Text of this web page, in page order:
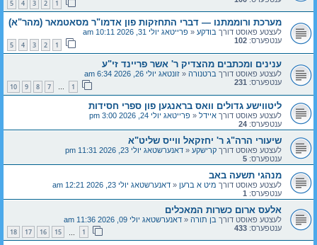
1
2
3
4
5
מערכת ורוממתנו — דברי התחזקות פון אדמו"ר מסאטמאר (מהר"א)
לעצטע פאוסט דורך בודקע « פרייטאג יולי 31, 2026 10:11 am
ענטפערס: 102
1
2
3
4
5
ענינים ומכתבים מהצדיק ר' אשר פריינד זי"ע
לעצטע פאוסט דורך ברטנורה « זונטאג יולי 26, 2026 6:34 am
ענטפערס: 231
1
…
7
8
9
10
ליטווישע גדולים וואס בראנגען פון ספרי חסידות
לעצטע פאוסט דורך איידל « פרייטאג יולי 24, 2026 3:00 pm
ענטפערס: 24
שיעורי הרה"ג ר' יחזקאל ווייס שליט"א
לעצטע פאוסט דורך קרישקע « דאנערשטאג יולי 23, 2026 11:31 pm
ענטפערס: 5
מנהגי תשעה באב
לעצטע פאוסט דורך מיט א ברען « דאנערשטאג יולי 23, 2026 12:21 am
ענטפערס: 1
אלעס ארום כשרות המאכלים
לעצטע פאוסט דורך בן תורה « דאנערשטאג יולי 09, 2026 11:36 am
ענטפערס: 433
1
15
16
17
18